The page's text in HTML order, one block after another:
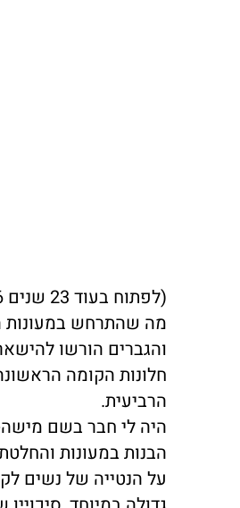
(לפתוח בעוד 23 שנים 6 חודשיים ו-14 ימים)
מה שהתרחש במעונות
חלונות הקומה
הרביעית.
היה לי חבר בשם
הבנות במעונות
על הנטייה של נשים